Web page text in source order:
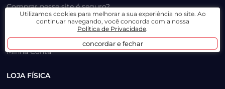
Comprar nesse site é seguro?
Formas de pagamento
Trabalhe Conosco
Minha Conta
LOJA FÍSICA
Utilizamos cookies para melhorar a sua experiência no site. Ao
continuar navegando, você concorda com a nossa
Política de Privacidade.
concordar e fechar